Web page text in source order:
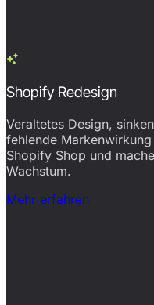
Shopify Redesign
Veraltetes Design,
fehlende
Shopify Shop und
Wachstum.
Mehr erfahren